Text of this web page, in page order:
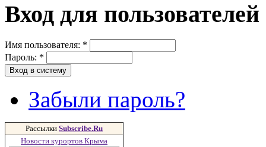
Вход для пользователей
Имя пользователя: *
Пароль: *
Забыли пароль?
Рассылки Subscribe.Ru
Новости курортов Крыма